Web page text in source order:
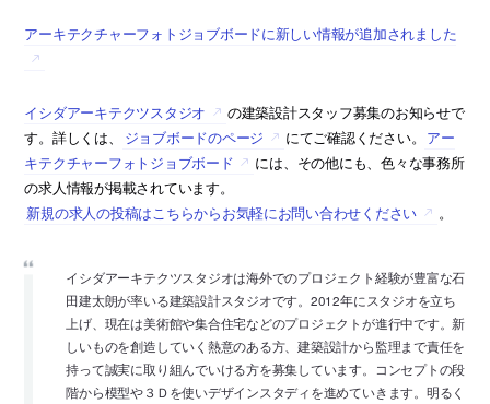
アーキテクチャーフォトジョブボードに新しい情報が追加されました
イシダアーキテクツスタジオ
の建築設計スタッフ募集のお知らせで
す。詳しくは、
ジョブボードのページ にてご確認ください。 アー
キテクチャーフォトジョブボード
には、その他にも、色々な事務所
の求人情報が掲載されています。
新規の求人の投稿はこちらからお気軽にお問い合わせください
。
イシダアーキテクツスタジオは海外でのプロジェクト経験が豊富な石
田建太朗が率いる建築設計スタジオです。2012年にスタジオを立ち
上げ、現在は美術館や集合住宅などのプロジェクトが進行中です。新
しいものを創造していく熱意のある方、建築設計から監理まで責任を
持って誠実に取り組んでいける方を募集しています。コンセプトの段
階から模型や３Ｄを使いデザインスタディを進めていきます。明るく